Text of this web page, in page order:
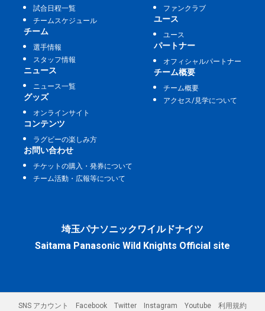
試合日程一覧
チームスケジュール
チーム
選手情報
スタッフ情報
ニュース
ニュース一覧
グッズ
オンラインサイト
ファンクラブ
ユース
ユース
パートナー
オフィシャルパートナー
チーム概要
チーム概要
アクセス/見学について
コンテンツ
ラグビーの楽しみ方
お問い合わせ
チケットの購入・発券について
チーム活動・広報等について
埼玉パナソニックワイルドナイツ
Saitama Panasonic Wild Knights Official site
SNS アカウント Facebook Twitter Instagram Youtube 利用規約